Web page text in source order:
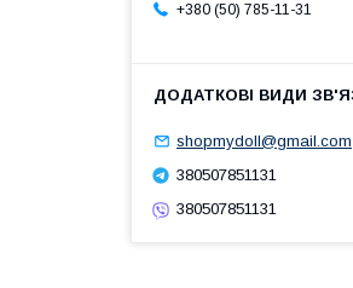
+380 (50) 785-11-31
shopmydoll@gmail.com
380507851131
380507851131